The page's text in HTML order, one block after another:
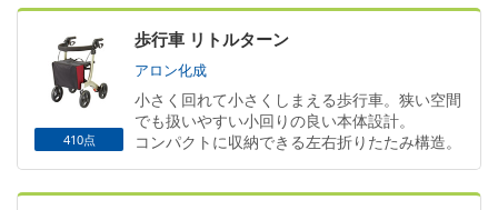
410点
歩行車 リトルターン
アロン化成
小さく回れて小さくしまえる歩行車。狭い空間
でも扱いやすい小回りの良い本体設計。
コンパクトに収納できる左右折りたたみ構造。